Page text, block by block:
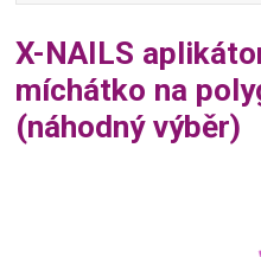
X-NAILS
míchátko na
(náhodný výběr)